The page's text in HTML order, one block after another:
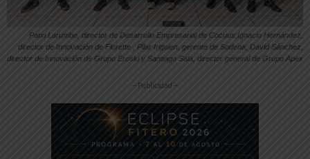
Patxi Larumbe, director de Desarrollo Empresarial de Cocuus,Ignacio Hernández,
director de Innovación de Florette , Pilar Irigoien, gerente de Sodena, David Sánchez,
director de Innovación de Grupo Eroski y Santiago Sala, director general de Grupo Apex
-- Publicidad --